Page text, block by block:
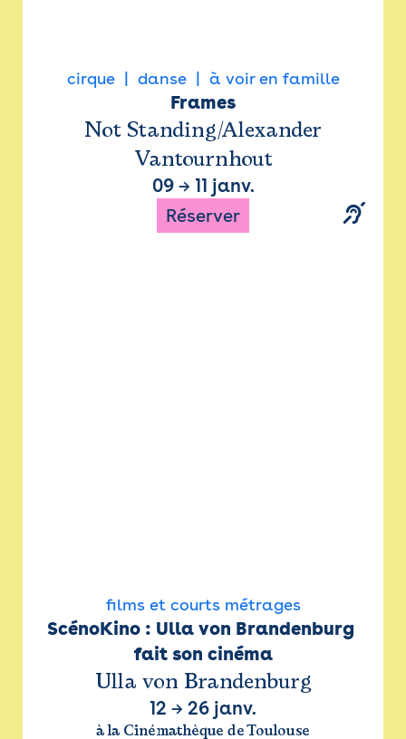
cirque danse à voir en famille
Frames
Not Standing/Alexander
Vantournhout
09→ 11 janv.
Réserver
films et courts métrages
ScénoKino : Ulla von Brandenburg
fait son cinéma
Ulla von Brandenburg
12 → 26 janv.
à la Cinémathèque de Toulouse